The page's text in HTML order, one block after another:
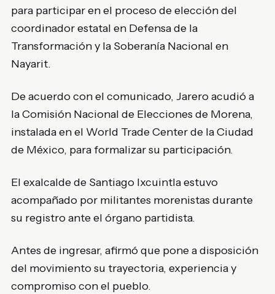
para participar en el proceso de elección del
coordinador estatal en Defensa de la
Transformación y la Soberanía Nacional en
Nayarit.
De acuerdo con el comunicado, Jarero acudió a
la Comisión Nacional de Elecciones de Morena,
instalada en el World Trade Center de la Ciudad
de México, para formalizar su participación.
El exalcalde de Santiago Ixcuintla estuvo
acompañado por militantes morenistas durante
su registro ante el órgano partidista.
Antes de ingresar, afirmó que pone a disposición
del movimiento su trayectoria, experiencia y
compromiso con el pueblo.